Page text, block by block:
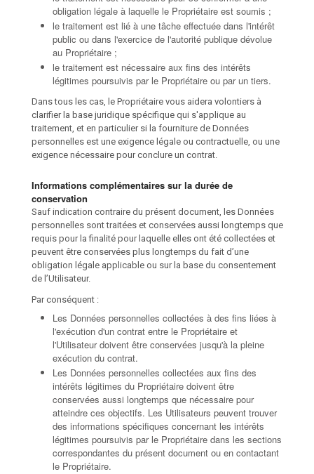
obligation légale à laquelle le Propriétaire est soumis ;
le traitement est lié à une tâche effectuée dans l'intérêt
public ou dans l'exercice de l'autorité publique dévolue
au Propriétaire ;
le traitement est nécessaire aux fins des intérêts
légitimes poursuivis par le Propriétaire ou par un tiers.
Dans tous les cas, le Propriétaire vous aidera volontiers à
clarifier la base juridique spécifique qui s'applique au
traitement, et en particulier si la fourniture de Données
personnelles est une exigence légale ou contractuelle, ou une
exigence nécessaire pour conclure un contrat.
Informations complémentaires sur la durée de
conservation
Sauf indication contraire du présent document, les Données
personnelles sont traitées et conservées aussi longtemps que
requis pour la finalité pour laquelle elles ont été collectées et
peuvent être conservées plus longtemps du fait d’une
obligation légale applicable ou sur la base du consentement
de l’Utilisateur.
Par conséquent :
Les Données personnelles collectées à des fins liées à
l'exécution d'un contrat entre le Propriétaire et
l'Utilisateur doivent être conservées jusqu'à la pleine
exécution du contrat.
Les Données personnelles collectées aux fins des
intérêts légitimes du Propriétaire doivent être
conservées aussi longtemps que nécessaire pour
atteindre ces objectifs. Les Utilisateurs peuvent trouver
des informations spécifiques concernant les intérêts
légitimes poursuivis par le Propriétaire dans les sections
correspondantes du présent document ou en contactant
le Propriétaire.